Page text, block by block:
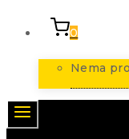
0
Nema